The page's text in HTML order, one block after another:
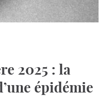
2025 : la
épidémie